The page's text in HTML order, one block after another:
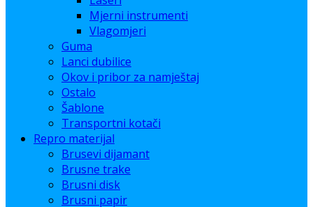
Mjerni instrumenti
Vlagomjeri
Guma
Lanci dubilice
Okov i pribor za namještaj
Ostalo
Šablone
Transportni kotači
Repro materijal
Brusevi dijamant
Brusne trake
Brusni disk
Brusni papir